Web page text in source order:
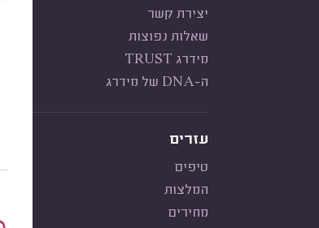
יצירת קשר
שאלות נפוצות
מידרג TRUST
ה-DNA של מידרג
עזרים
טיפים
המלצות
מחירים